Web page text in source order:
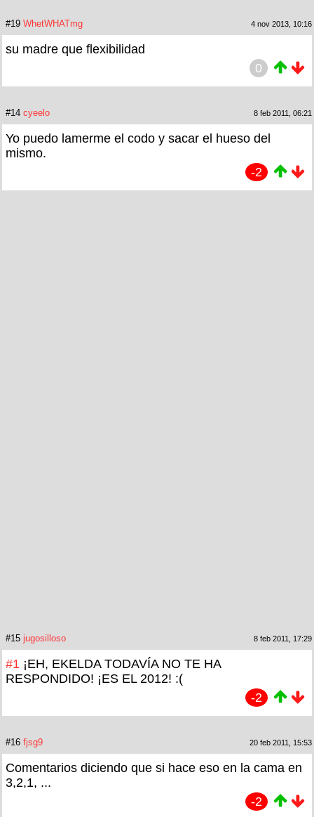
#19 WhetWHATmg 4 nov 2013, 10:16
su madre que flexibilidad
0
#14 cyeelo 8 feb 2011, 06:21
Yo puedo lamerme el codo y sacar el hueso del
mismo.
-2
#15 jugosilloso 8 feb 2011, 17:29
#1 ¡EH, EKELDA TODAVÍA NO TE HA
RESPONDIDO! ¡ES EL 2012! :(
-2
#16 fjsg9 20 feb 2011, 15:53
Comentarios diciendo que si hace eso en la cama en
3,2,1, ...
-2